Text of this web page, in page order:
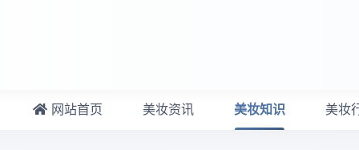
网站首页 美妆资讯 美妆知识 美妆